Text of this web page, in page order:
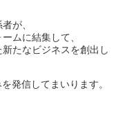
が、
ムに結集して、
たなビジネスを創出し
発信してまいります。